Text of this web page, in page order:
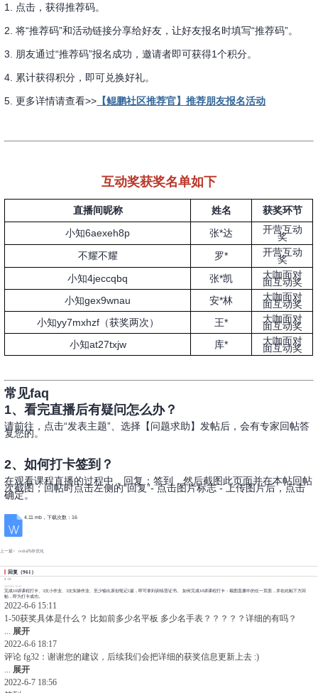
1. 点击，获得推荐码。
2. 将“推荐码”和活动链接分享给好友，让好友报名时填写“推荐码”。
3. 朋友通过“推荐码”报名成功，邀请者即可获得1个积分。
4. 累计获得积分，即可兑换好礼。
5. 更多详情请查看>> 【鲲鹏社区推荐官】推荐朋友报名活动
互动奖获奖名单如下
直播间昵称 姓名
获奖环节
小知6aexeh8p
张*达 开营互动
奖
不耀不耀
罗* 开营互动
奖
小知4jeccqbq
张*凯 大咖面对
面互动奖
小知gex9wnau
安*林 大咖面对
面互动奖
小知yy7mxhzf（获奖两次）
王* 大咖面对
面互动奖
小知at27txjw
库* 大咖面对
面互动奖
常见faq
1、看完直播后有疑问怎么办？
请前往，点击“发表主题”、选择【问题求助】发帖后，会有专家回帖答
复您的。
2、如何打卡签到？
在观看课程直播的过程中，回复：签到，然后截图此页面并在本帖回帖
次截图；回帖时点击左侧的“回复”- 点击图片标志 - 上传图片后，点击
确定。
4.11 mb，下载次数：16
上一篇> redis内存优化
回复（961 ）
4 10
2022/6/2 16:42
完成10讲课程打卡、3次小作业、3次实操作业、至少输出原创笔记1篇，即可拿到训练营证书。 如何完成10讲课程打卡：截图直播中的任一页面，并在此帖下方回
帖，即为打卡成功。
2022-6-6 15:11
1-50获奖具体是什么？ 比如前多少名平板 多少名手表？？？？？详细的有吗？
... 展开
2022-6-6 18:17
评论 fg32：谢谢您的建议，后续我们会把详细的获奖信息更新上去 :)
... 展开
2022-6-7 18:56